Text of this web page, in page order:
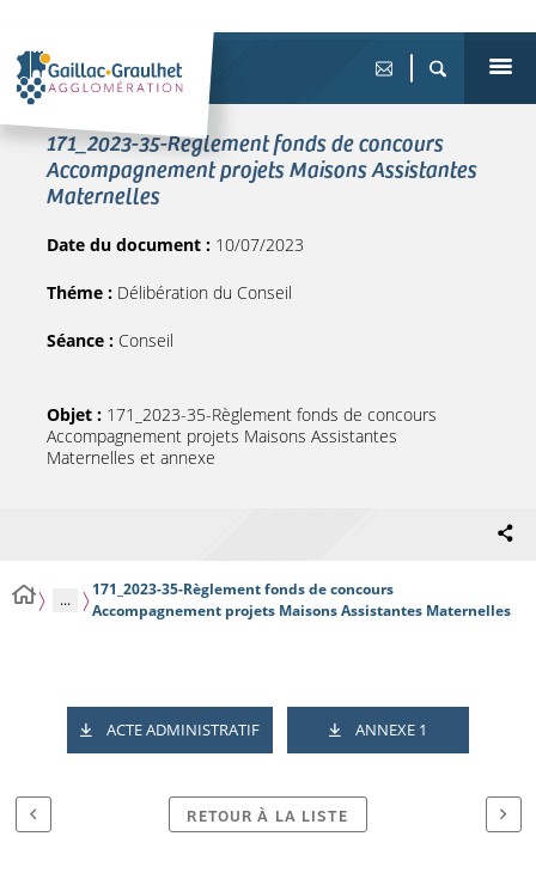
171_2023-35-Règlement fonds de concours
Accompagnement projets Maisons Assistantes
Maternelles
Date du document : 10/07/2023
Théme : Délibération du Conseil
Séance : Conseil
Objet : 171_2023-35-Règlement fonds de concours
Accompagnement projets Maisons Assistantes
Maternelles et annexe
...
171_2023-35-Règlement fonds de concours
Accompagnement projets Maisons Assistantes Maternelles
ACTE ADMINISTRATIF ANNEXE 1
RETOUR À LA LISTE